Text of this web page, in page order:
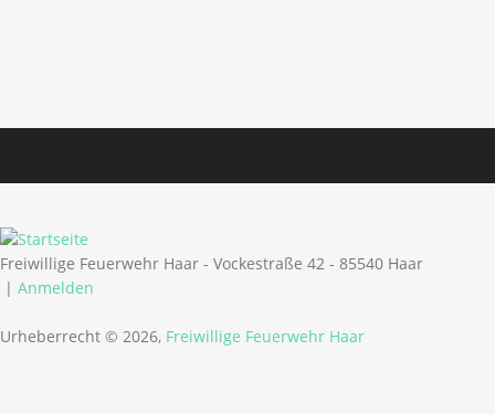
Freiwillige Feuerwehr Haar - Vockestraße 42 - 85540 Haar
| Anmelden
Urheberrecht © 2026, Freiwillige Feuerwehr Haar